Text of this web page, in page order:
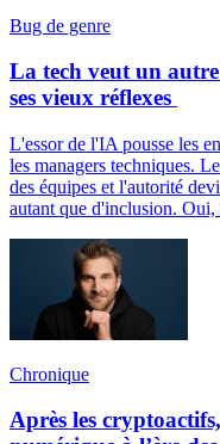
Bug de genre
La tech veut un
ses vieux réflexes
L'essor de l'IA pousse les
les managers techniques.
des équipes et l'autorité
autant que d'inclusion. Oui,
Chronique
Après les